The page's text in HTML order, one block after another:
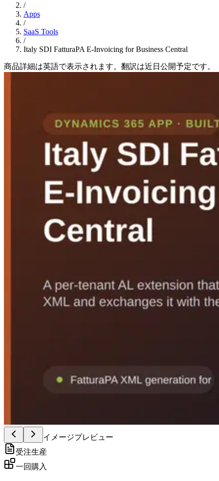
/
Apps
/
SaaS Tools
/
Italy SDI FatturaPA E-Invoicing for Business Central
商品詳細は英語で表示されます。翻訳は近日公開予定です。
イメージプレビュー
受注生産
一回購入